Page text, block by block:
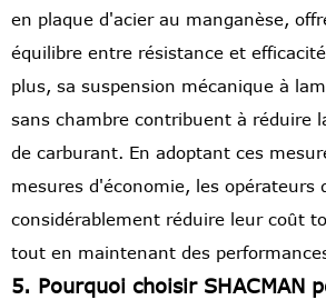
en plaque d'acier au manganèse,
équilibre entre résistance et
plus, sa suspension mécanique à
sans chambre contribuent à réduire
de carburant. En adoptant ces
mesures d'économie, les opérateurs
considérablement réduire leur coût
tout en maintenant des
5. Pourquoi choisir SHACMAN